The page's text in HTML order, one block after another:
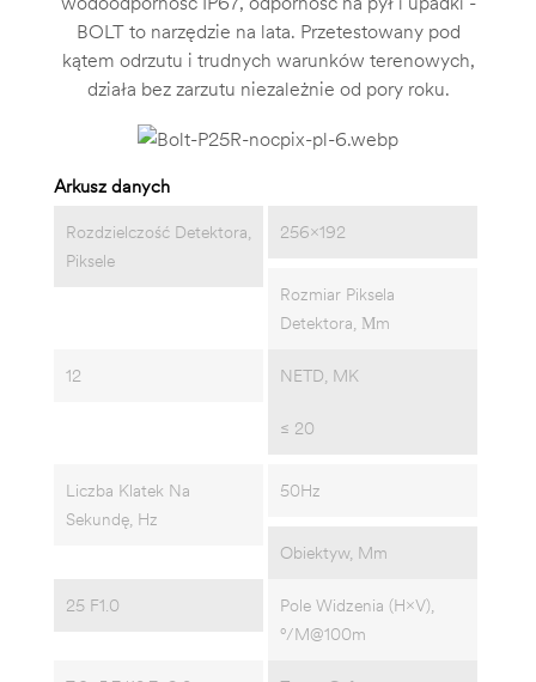
BOLT to narzędzie na lata. Przetestowany pod
kątem odrzutu i trudnych warunków terenowych,
działa bez zarzutu niezależnie od pory roku.
Arkusz danych
Rozdzielczość Detektora,
Piksele
256x192
Rozmiar Piksela
Detektora, Μm
12 NETD, MK
≤ 20
Liczba Klatek Na
Sekundę, Hz
50Hz
Obiektyw, Mm
25 F1.0
Pole Widzenia (H×V),
°/m@100m